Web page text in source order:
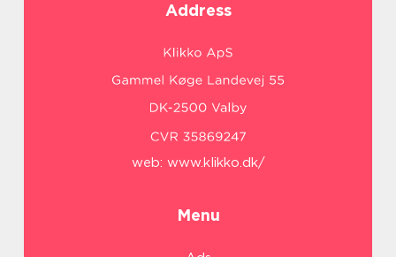
Address
web: www.klikko.dk/
Menu